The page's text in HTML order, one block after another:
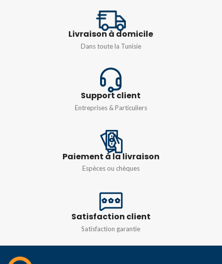
136x440x85mm
DEGRÉ DE
IP66
COULEUR
Livraison à domicile
Dans toute la Tunisie
Support client
Entreprises & Particuliers
Paiement à la livraison
Espèces ou chèques
Satisfaction client
Satisfaction garantie